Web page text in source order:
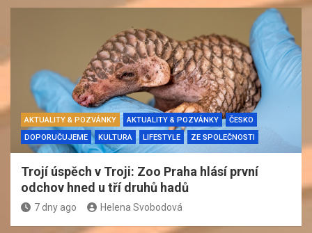
AKTUALITY & POZVÁNKY AKTUALITY & POZVÁNKY
ČESKO
DOPORUČUJEME
KULTURA LIFESTYLE ZE SPOLEČNOSTI
Trojí úspěch v Troji: Zoo Praha hlásí první
odchov hned u tří druhů hadů
7 dny ago Helena Svobodová